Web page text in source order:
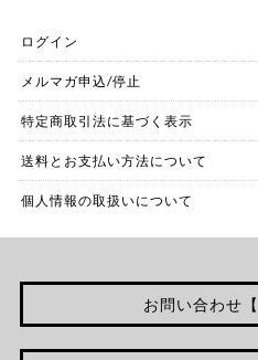
ログイン
メルマガ申込/停止
特定商取引法に基づく表示
送料とお支払い方法について
個人情報の取扱いについて
お問い合わせ